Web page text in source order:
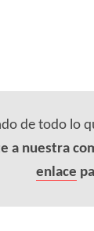
de todo lo
a nuestra
enlace